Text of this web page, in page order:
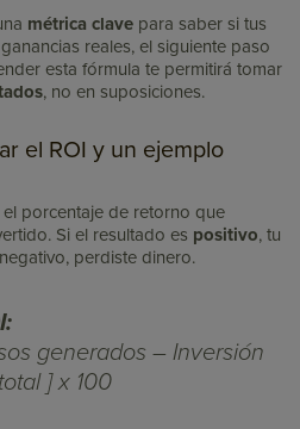
métrica clave para saber si tus
reales, el siguiente paso
esta fórmula te permitirá tomar
, no en suposiciones.
el ROI y un ejemplo
porcentaje de retorno que
Si el resultado es positivo, tu
perdiste dinero.
generados – Inversión
] x 100